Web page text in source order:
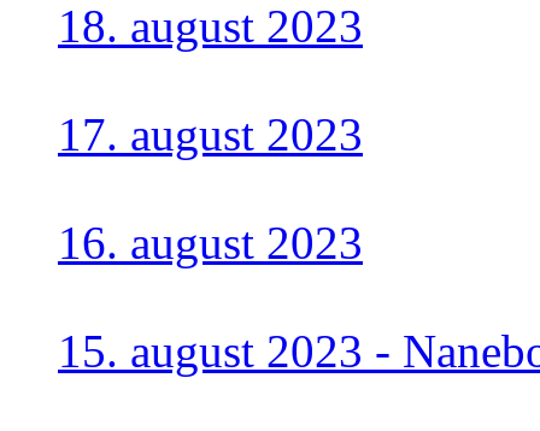
18. august 2023
17. august 2023
16. august 2023
15. august 2023 -